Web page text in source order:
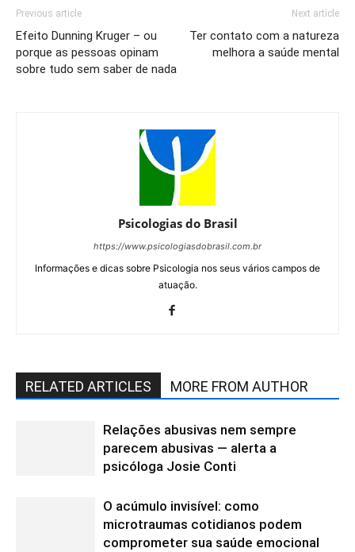
Previous article
Efeito Dunning Kruger – ou
porque as pessoas opinam
sobre tudo sem saber de nada
Next article
Ter contato com a natureza
melhora a saúde mental
Psicologias do Brasil
https://www.psicologiasdobrasil.com.br
Informações e dicas sobre Psicologia nos seus vários campos de
atuação.
RELATED ARTICLES MORE FROM AUTHOR
Relações abusivas nem sempre
parecem abusivas — alerta a
psicóloga Josie Conti
O acúmulo invisível: como
microtraumas cotidianos podem
comprometer sua saúde emocional